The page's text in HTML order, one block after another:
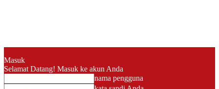
Masuk
Selamat Datang! Masuk ke akun Anda
nama pengguna